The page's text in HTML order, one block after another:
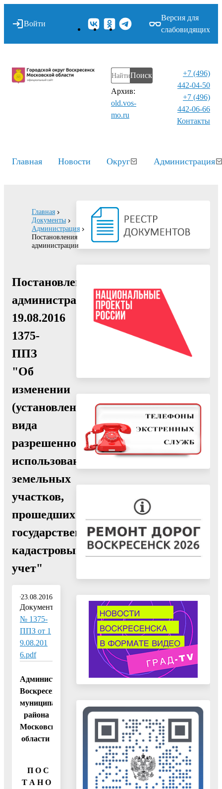
Войти
Версия для
слабовидящих
Поиск
Архив:
old.vos-
mo.ru
+7 (496)
442-04-50
+7 (496)
442-06-66
Контакты⁠
Главная Новости Округ Администрация
Главная
Документы
Администрация
Постановления
администрации
Постановление
администрации
19.08.2016
1375-
ППЗ
"Об
изменении
(установлении)
вида
разрешенного
использования
земельных
участков,
прошедших
государственный
кадастровый
учет"
23.08.2016
Документ:
№ 1375-
ППЗ от 1
9.08.201
6.pdf
Администрация
Воскресенского
муниципального
района
Московской
области
П О С
Т А Н О